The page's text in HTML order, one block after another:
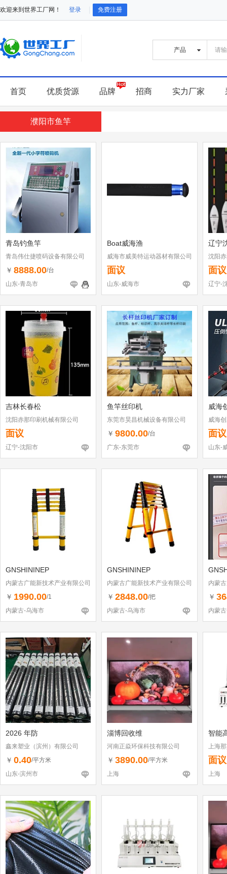
欢迎来到世界工厂网！ 登录 免费注册
首页 优质货源 品牌 招商 实力厂家
濮阳市鱼竿
青岛钓鱼竿
青岛伟仕捷喷码设备有限公司
￥ 8888.00/台
山东-青岛市
Boat威海渔
威海市威美特运动器材有限公司
面议
山东-威海市
辽宁
沈阳
面议
辽宁-
吉林长春松
沈阳赤那印刷机械有限公司
面议
辽宁-沈阳市
鱼竿丝印机
东莞市昊昌机械设备有限公司
￥ 9800.00/台
广东-东莞市
威海
威海
司
面议
山东-
GNSHININEP
内蒙古广能新技术产业有限公司
￥ 1990.00/1
内蒙古-乌海市
GNSHININEP
内蒙古广能新技术产业有限公司
￥ 2848.00/把
内蒙古-乌海市
内蒙
￥
内蒙
2026 年防
鑫来塑业（滨州）有限公司
￥ 0.40/平方米
山东-滨州市
淄博回收维
河南正焱环保科技有限公司
￥ 3890.00/平方米
上海
智能
上海
面议
上海